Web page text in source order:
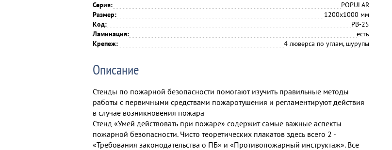
Серия:
POPULAR
Размер:
1200х1000 мм
Код:
PB-25
Ламинация:
есть
Крепеж:
4 люверса по углам, шурупы
Описание
Стенды по пожарной безопасности помогают изучить правильные методы
работы с первичными средствами пожаротушения и регламентируют действия
в случае возникновения пожара
Стенд «Умей действовать при пожаре» содержит самые важные аспекты
пожарной безопасности. Чисто теоретических плакатов здесь всего 2 -
«Требования законодательства о ПБ» и «Противопожарный инструктаж». Все